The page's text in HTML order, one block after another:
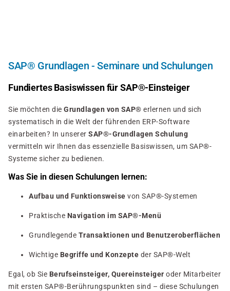
SAP® Grundlagen - Seminare und Schulungen
Fundiertes Basiswissen für SAP®-Einsteiger
Sie möchten die Grundlagen von SAP® erlernen und sich
systematisch in die Welt der führenden ERP-Software
einarbeiten? In unserer SAP®-Grundlagen Schulung
vermitteln wir Ihnen das essenzielle Basiswissen, um SAP®-
Systeme sicher zu bedienen.
Was Sie in diesen Schulungen lernen:
Aufbau und Funktionsweise von SAP®-Systemen
Praktische Navigation im SAP®-Menü
Grundlegende Transaktionen und Benutzeroberflächen
Wichtige Begriffe und Konzepte der SAP®-Welt
Egal, ob Sie Berufseinsteiger, Quereinsteiger oder Mitarbeiter
mit ersten SAP®-Berührungspunkten sind – diese Schulungen